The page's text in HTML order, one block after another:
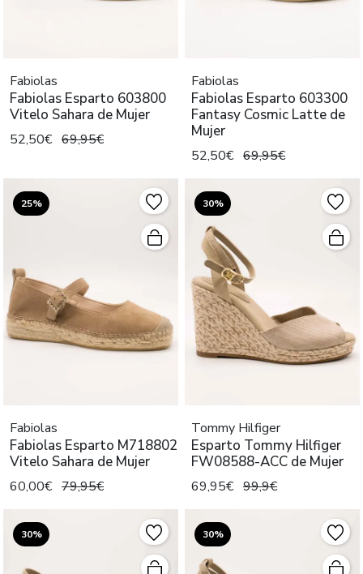
Fabiolas
Fabiolas Esparto 603800
Vitelo Sahara de Mujer
52,50€ 69,95€
Fabiolas
Fabiolas Esparto 603300
Fantasy Cosmic Latte de
Mujer
52,50€ 69,95€
25%
Fabiolas
Fabiolas Esparto M718802
Vitelo Sahara de Mujer
60,00€ 79,95€
30%
Tommy Hilfiger
Esparto Tommy Hilfiger
FW08588-ACC de Mujer
69,95€ 99,9€
30% 30%